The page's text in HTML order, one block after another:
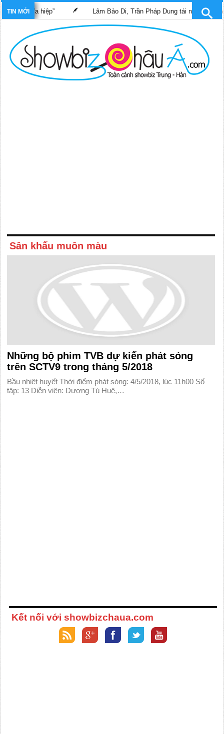
TIN MỚI
nghĩa hiệp” Lâm Bảo Di, Trần Pháp Dung tái ngộ màn ảnh
Sân khấu muôn màu
Những bộ phim TVB dự kiến phát sóng
trên SCTV9 trong tháng 5/2018
Bầu nhiệt huyết Thời điểm phát sóng: 4/5/2018, lúc 11h00 Số
tập: 13 Diễn viên: Dương Tú Huệ,…
Kết nối với showbizchaua.com